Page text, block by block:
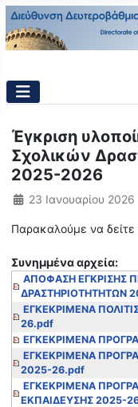
Έγκριση
Σχολικών
2025-2026
Λεπτομέρειες
23 Ιανουαρίου 2026
Παρακαλούμε να
Συνημμένα αρχεία:
ΑΠΟΦΑΣΗ ΕΓΚΡΙΣΗΣ
ΔΡΑΣΤΗΡΙΟΤΗΤΗΤΩΝ
ΕΓΚΕΚΡΙΜΕΝΑ
26.pdf
ΕΓΚΕΚΡΙΜΕΝΑ
ΕΓΚΕΚΡΙΜΕΝΑ
2025-26.pdf
ΕΓΚΕΚΡΙΜΕΝΑ
ΕΚΠΑΙΔΕΥΣΗΣ 2025-